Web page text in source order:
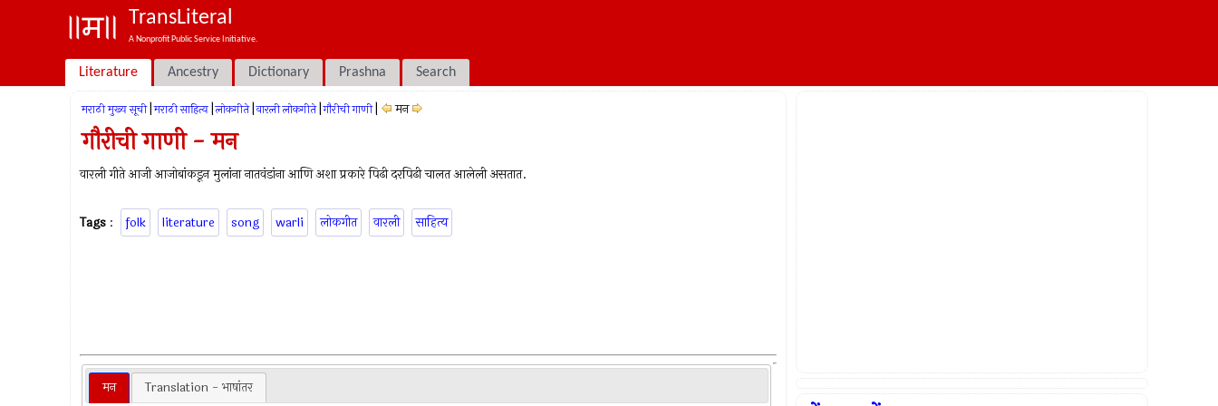
TransLiteral
A Nonprofit Public Service Initiative.
Literature Ancestry Dictionary Prashna Search
मराठी मुख्य सूची मराठी साहित्य लोकगीते वारली लोकगीते गौरीची गाणी मन
गौरीची गाणी - मन
वारली गीते आजी आजोबांकडून मुलांना नातवंडांना आणि अशा प्रकारे पिढी दरपिढी चालत आलेली असतात.
Tags : folk literature song warli लोकगीत वारली साहित्य
मन Translation - भाषांतर